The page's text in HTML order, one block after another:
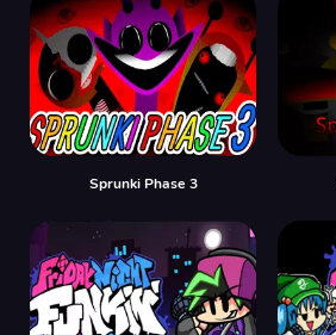
Sprunki Phase 3